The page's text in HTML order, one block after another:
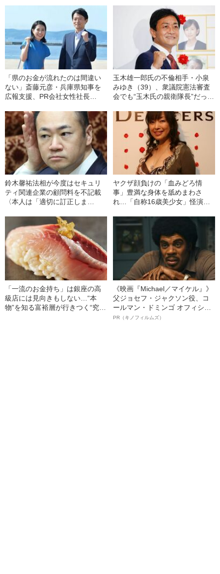
「県のお金が流れたのは間違い
ない」斎藤元彦・兵庫県知事を
広報支援、PR会社女性社長
ら“1800万円超”を受注した
「SNSのプロ」
玉木雄一郎氏の不倫相手・小泉
みゆき（39）、衆議院憲法審査
会でも“玉木氏の親衛隊長”だった
手を指さし……》
鈴木馨祐法相が今度はセキュリ
ティ関連企業の顧問料を不記載
〈本人は「適切に訂正しま
ヤクザ顔負けの「血みどろ情
事」豊満な身体を舐めまわさ
れ…「自称16歳美少女」怪演
ぎる“熟れ方”
「一流のお金持ち」は銀座の高
級店には見向きもしない…“本
物”を知る富裕層が行きつく“究極
《映画『Michael／マイケル』》
父ジョセフ・ジャクソン役、コ
ールマン・ドミンゴ オフィシャ
ルインタビュー“観客を魅了した
PR（キノフィルムズ）